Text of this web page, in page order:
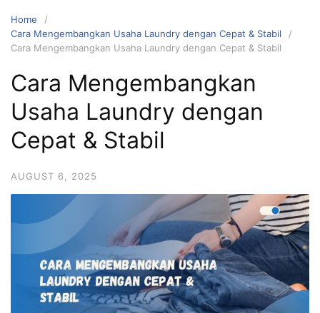
Home
Cara Mengembangkan Usaha Laundry dengan Cepat & Stabil
Cara Mengembangkan Usaha Laundry dengan Cepat & Stabil
Cara Mengembangkan
Usaha Laundry dengan
Cepat & Stabil
AUGUST 6, 2025